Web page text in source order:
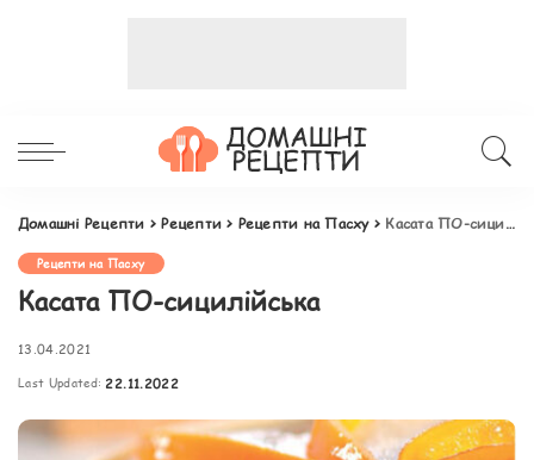
Домашні Рецепти >Рецепти > Рецепти на Пасху> Касата ПО-сицилійська
Рецепти на Пасху
Касата ПО-сицилійська
13.04.2021
Last Updated: 22.11.2022